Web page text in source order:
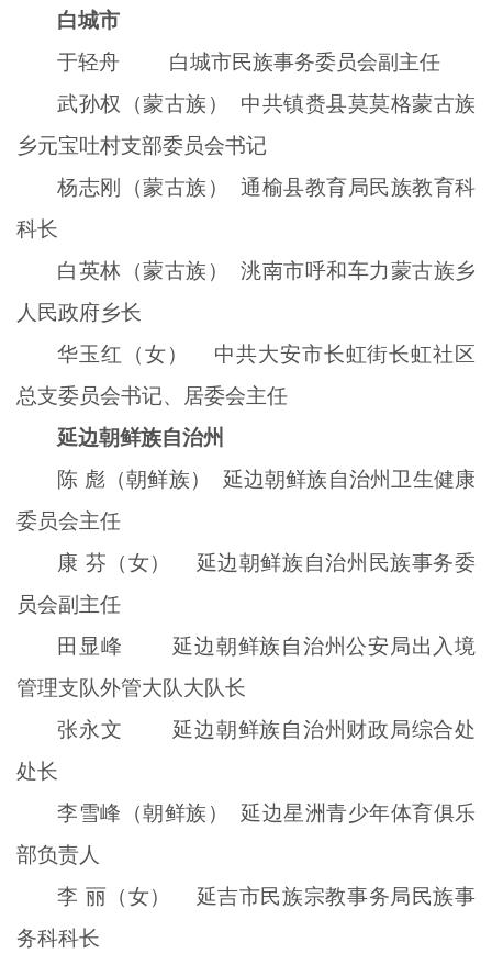
白城市
于轻舟
白城市民族事务委员会副主任
武孙权（蒙古族） 中共镇赉县莫莫格蒙古族
乡元宝吐村支部委员会书记
杨志刚（蒙古族） 通榆县教育局民族教育科
科长
白英林（蒙古族） 洮南市呼和车力蒙古族乡
人民政府乡长
华玉红（女） 中共大安市长虹街长虹社区
总支委员会书记、居委会主任
延边朝鲜族自治州
陈 彪（朝鲜族） 延边朝鲜族自治州卫生健康
委员会主任
康 芬（女） 延边朝鲜族自治州民族事务委
员会副主任
田显峰 延边朝鲜族自治州公安局出入境
管理支队外管大队大队长
张永文 延边朝鲜族自治州财政局综合处
处长
李雪峰（朝鲜族） 延边星洲青少年体育俱乐
部负责人
李 丽（女） 延吉市民族宗教事务局民族事
务科科长